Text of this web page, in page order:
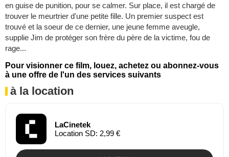
en guise de punition, pour se calmer. Sur place, il est chargé de
trouver le meurtrier d'une petite fille. Un premier suspect est
trouvé et la soeur de ce dernier, une jeune femme aveugle,
supplie Jim de protéger son frère du père de la victime, fou de
rage...
Pour visionner ce film, louez, achetez ou abonnez-vous
à une offre de l'un des services suivants
à la location
LaCinetek
Location SD: 2,99 €